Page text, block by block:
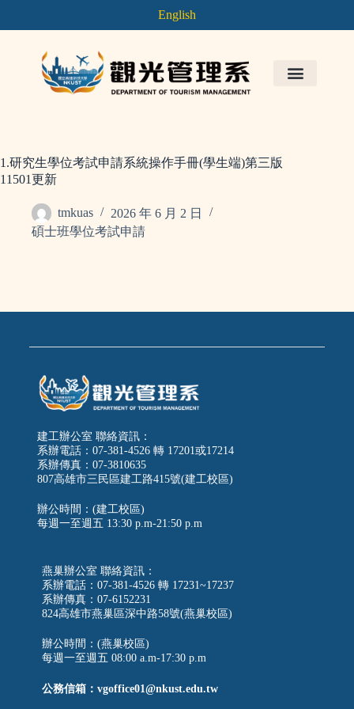
English
1.研究生學位考試申請系統操作手冊(學生端)第三版
11501更新
tmkuas
2026 年 6 月 2 日
碩士班學位考試申請
建工辦公室 聯絡資訊：
系辦電話：07-381-4526 轉 17201或17214
系辦傳真：07-3810635
807高雄市三民區建工路415號(建工校區)
辦公時間：(建工校區)
每週一至週五 13:30 p.m-21:50 p.m
燕巢辦公室 聯絡資訊：
系辦電話：07-381-4526 轉 17231~17237
系辦傳真：07-6152231
824高雄市燕巢區深中路58號(燕巢校區)
辦公時間：(燕巢校區)
每週一至週五 08:00 a.m-17:30 p.m
公務信箱：vgoffice01@nkust.edu.tw